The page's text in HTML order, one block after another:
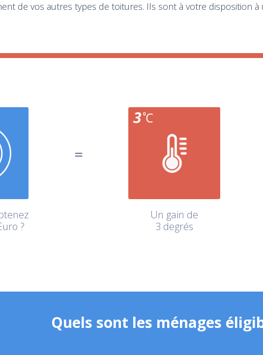
de vos autres types de toitures. Ils sont à votre disposition
?
Un gain de
3 degrés
Quels sont les ménages